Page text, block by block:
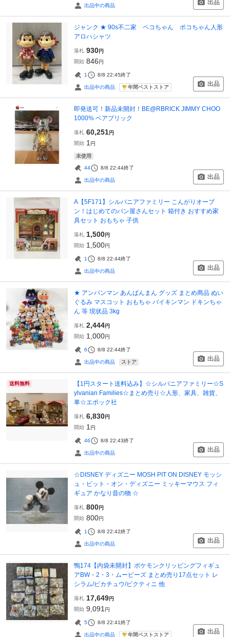
出品中の商品 出品
ジャンク ★ 90s不二家 ペコちゃん ポコちゃん人形
アロハシャツ
落札 930円
開始 846円
1 8/8 22:45終了
出品中の商品 年間ベストストア 出品
即発送可！新品未開封！BE@RBRICK JIMMY CHOO
1000% ベアブリック
落札 60,251円
開始 1 円
未使用
44 8/8 22:44終了
出品中の商品 出品
A【5F171】シルバニアファミリー こんがりオーブ
ン！はじめてのパン屋さんセット 箱付き おすすめ家
具セット おもちゃ 子供
落札 1,500円
開始 1,500円
1 8/8 22:44終了
出品中の商品 出品
★ アンパンマン あんぱんまん グッズ まとめ商品 ぬい
ぐるみ マスコット おもちゃ バイキンマン ドキンちゃ
ん 等 現状品 3kg
落札 2,444円
開始 1,000円
6 8/8 22:44終了
出品中の商品 ストア 出品
送料無料
【1円スタート送料込み】☆シルバニアファミリー☆S
ylvanian Families☆まとめ売り☆人形、家具、雑貨、
車☆エポック社
落札 6,830円
開始 1 円
46 8/8 22:43終了
出品中の商品 出品
☆DISNEY ディズニー MOSH PIT ON DISNEY モッシ
ュ・ピット・オン・ディズニー ミッキーマウス フィ
ギュア かなり昔の物 ☆
落札 800円
開始 800円
1 8/8 22:42終了
出品中の商品 出品
鴨174【内袋未開封】ポケモンクリッピングフィギュ
アBW・2・3・ムービーズ まとめ売り17点セット レ
シラム/ピカチュウ/ビクティニ 他
落札 17,649円
開始 9,091 円
5 8/8 22:41終了
出品中の商品 年間ベストストア 出品